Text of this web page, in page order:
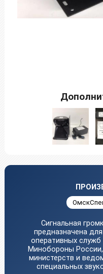
Сигнальная
предназначена
оперативных
Минобороны
министерств и
специальных